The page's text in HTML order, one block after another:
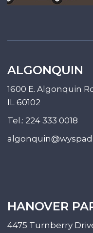
ALGONQUIN
1600 E. Algonquin
IL 60102
Tel.: 224 333 0018
HANOVER
4475 Turnberry